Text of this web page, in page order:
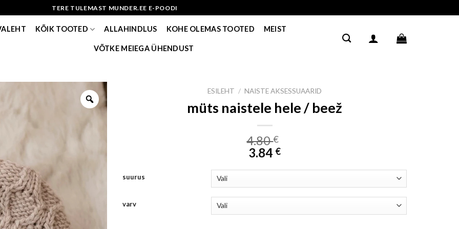
TERE TULEMAST MUNDER.EE E-POODI
KÕIK TOOTED ALLAHINDLUS KOHE OLEMAS TOOTED MEIST
VÕTKE MEIEGA ÜHENDUST
ESILEHT / NAISTE AKSESSUAARID
müts naistele hele / beež
4.80€
3.84 €
suurus
varv